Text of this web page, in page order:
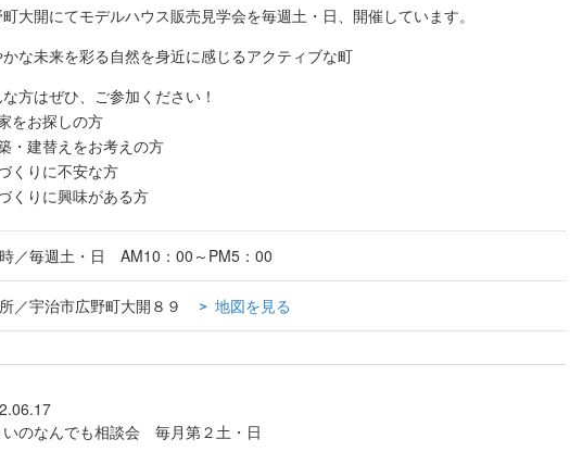
大開にてモデルハウス販売見学会を毎週土・日、開催しています。
な未来を彩る自然を身近に感じるアクティブな町
方はぜひ、ご参加ください！
をお探しの方
・建替えをお考えの方
くりに不安な方
くりに興味がある方
／毎週土・日 AM10：00～PM5：00
／宇治市広野町大開８９ 地図を見る
いのなんでも相談会 毎月第２土・日